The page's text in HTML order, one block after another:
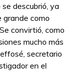
descubrió, ya
grande como
convirtió, como
mucho más
secretario
en el